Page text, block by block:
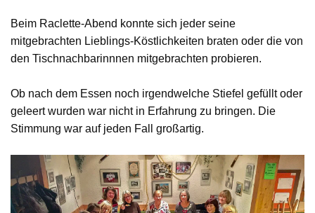
Beim Raclette-Abend konnte sich jeder seine
mitgebrachten Lieblings-Köstlichkeiten braten oder die von
den Tischnachbarinnnen mitgebrachten probieren.
Ob nach dem Essen noch irgendwelche Stiefel gefüllt oder
geleert wurden war nicht in Erfahrung zu bringen. Die
Stimmung war auf jeden Fall großartig.